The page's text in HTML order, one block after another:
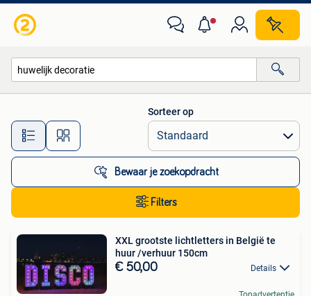
Alle afstanden…
Sorteer op
Bewaar je zoekopdracht
Filters
XXL grootste lichtletters in België te
huur /verhuur 150cm
€ 50,00 Details